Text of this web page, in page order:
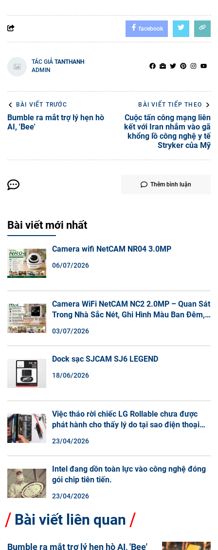
facebook
TÁC GIẢ TANTHANH
ADMIN
BÀI VIẾT TRƯỚC
Bumble ra mắt trợ lý hẹn hò
AI, 'Bee'
BÀI VIẾT TIẾP THEO
Cuộc tấn công mạng liên
kết với Iran nhắm vào gã
khổng lồ công nghệ y tế
Stryker của Mỹ
Thêm bình luận
Bài viết mới nhất
Camera wifi NetCAM NR04 3.0MP
06/07/2026
Camera WiFi NetCAM NC2 2.0MP – Quan Sát
Trong Nhà Sắc Nét, Ghi Hình Màu Ban Đêm,
03/07/2026
Dock sạc SJCAM SJ6 LEGEND
18/06/2026
Việc tháo rời chiếc LG Rollable chưa được
phát hành cho thấy lý do tại sao điện thoại
23/04/2026
Intel đang dồn toàn lực vào công nghệ đóng
gói chip tiên tiến.
23/04/2026
Bài viết liên quan
Bumble ra mắt trợ lý hẹn hò AI, 'Bee'